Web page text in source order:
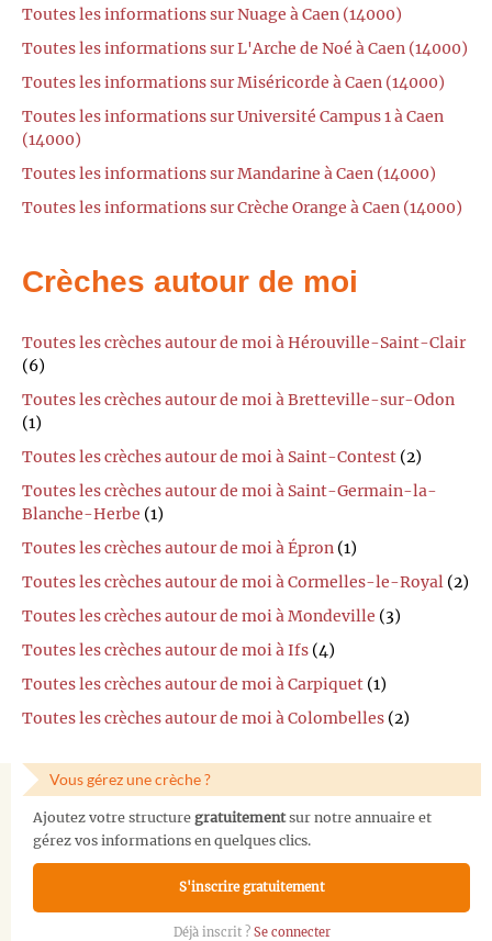
Toutes les informations sur Nuage à Caen (14000)
Toutes les informations sur L'Arche de Noé à Caen (14000)
Toutes les informations sur Miséricorde à Caen (14000)
Toutes les informations sur Université Campus 1 à Caen
(14000)
Toutes les informations sur Mandarine à Caen (14000)
Toutes les informations sur Crèche Orange à Caen (14000)
Crèches autour de moi
Toutes les crèches autour de moi à Hérouville-Saint-Clair
(6)
Toutes les crèches autour de moi à Bretteville-sur-Odon
(1)
Toutes les crèches autour de moi à Saint-Contest (2)
Toutes les crèches autour de moi à Saint-Germain-la-
Blanche-Herbe (1)
Toutes les crèches autour de moi à Épron (1)
Toutes les crèches autour de moi à Cormelles-le-Royal (2)
Toutes les crèches autour de moi à Mondeville (3)
Toutes les crèches autour de moi à Ifs (4)
Toutes les crèches autour de moi à Carpiquet (1)
Toutes les crèches autour de moi à Colombelles (2)
Vous gérez une crèche ?
Ajoutez votre structure gratuitementsur notre annuaire et
gérez vos informations en quelques clics.
S'inscrire gratuitement
Déjà inscrit ? Se connecter